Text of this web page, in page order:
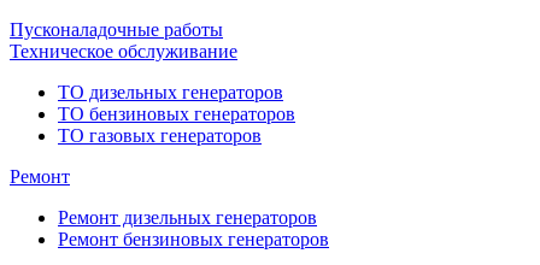
Пусконаладочные работы
Техническое обслуживание
ТО дизельных генераторов
ТО бензиновых генераторов
ТО газовых генераторов
Ремонт
Ремонт дизельных генераторов
Ремонт бензиновых генераторов